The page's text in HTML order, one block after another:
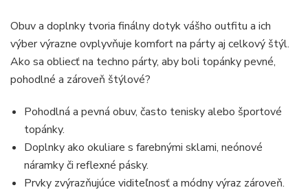
Obuv a doplnky tvoria finálny dotyk vášho outfitu a ich
výber výrazne ovplyvňuje komfort na párty aj celkový štýl.
Ako sa obliecť na techno párty, aby boli topánky pevné,
pohodlné a zároveň štýlové?
Pohodlná a pevná obuv, často tenisky alebo športové
topánky.
Doplnky ako okuliare s farebnými sklami, neónové
náramky či reflexné pásky.
Prvky zvýrazňujúce viditeľnosť a módny výraz zároveň.